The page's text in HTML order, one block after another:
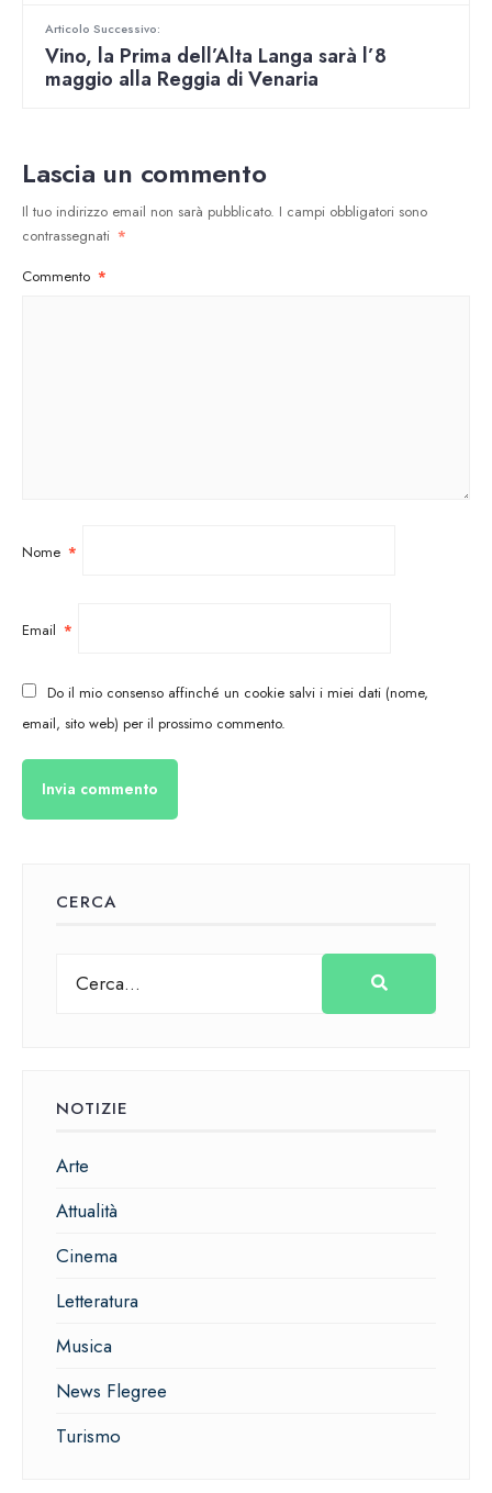
Articolo Successivo:
Vino, la Prima dell’Alta Langa sarà l’8
maggio alla Reggia di Venaria
Lascia un commento
Il tuo indirizzo email non sarà pubblicato. I campi obbligatori sono
contrassegnati *
Commento *
Nome *
Email *
Do il mio consenso affinché un cookie salvi i miei dati (nome,
email, sito web) per il prossimo commento.
CERCA
NOTIZIE
Arte
Attualità
Cinema
Letteratura
Musica
News Flegree
Turismo